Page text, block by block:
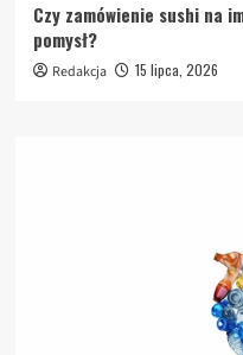
Czy zamówienie sushi na
pomysł?
Redakcja 15 lipca, 2026